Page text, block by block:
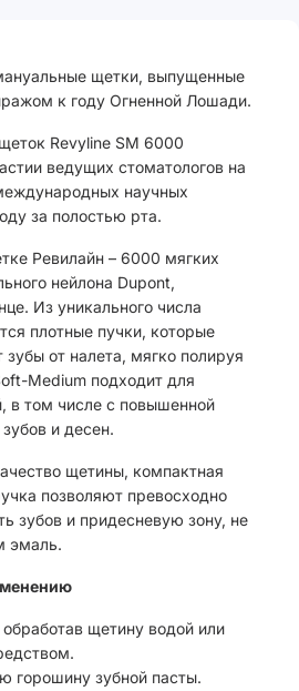
щетки, выпущенные
к году Огненной Лошади.
Revyline SM 6000
ведущих стоматологов на
научных
за полостью рта.
Ревилайн – 6000 мягких
нейлона Dupont,
Из уникального числа
плотные пучки, которые
от налета, мягко полируя
Medium подходит для
в том числе с повышенной
и десен.
щетины, компактная
позволяют превосходно
зубов и придесневую зону, не
эмаль.
щетину водой или
горошину зубной пасты.